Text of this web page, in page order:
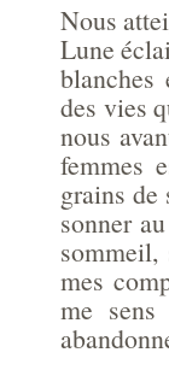
Nous
Lune
blanches
des vies
nous
femmes
grains de
sonner
sommeil,
mes
me